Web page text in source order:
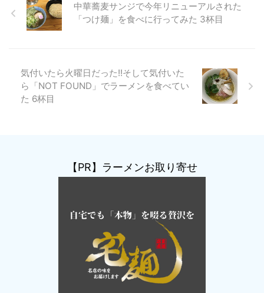
中華蕎麦サンジで今年リニューアルされた
「つけ麺」を食べに行ってみた 3杯目
気付いたら火曜日だった!!そして気付いた
ら「NOT FOUND」でラーメンを食べてい
た 6杯目
【PR】ラーメンお取り寄せ